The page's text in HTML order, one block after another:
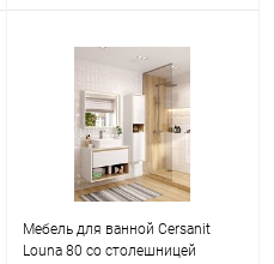
Мебель для ванной Cersanit
Louna 80 со столешницей